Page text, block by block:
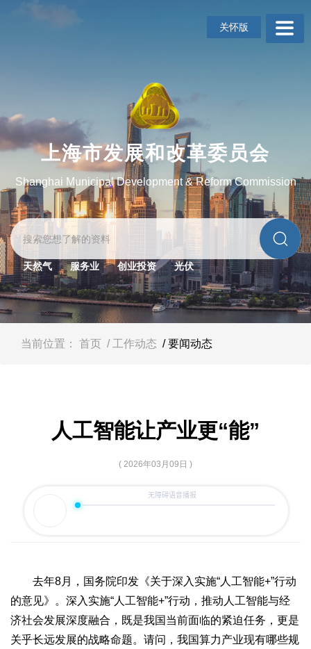
转
到
网
航
区
跳
转
到
主
要
内
容
关怀版
上海市发展和改革委员会
Shanghai Municipal Development & Reform Commission
天然气 服务业 创业投资 光伏
当前位置： 首页 / 工作动态 / 要闻动态
人工智能让产业更“能”
( 2026年03月09日 )
去年8月，国务院印发《关于深入实施“人工智能+”行动
的意见》。深入实施“人工智能+”行动，推动人工智能与经
济社会发展深度融合，既是我国当前面临的紧迫任务，更是
关乎长远发展的战略命题。请问，我国算力产业现有哪些规